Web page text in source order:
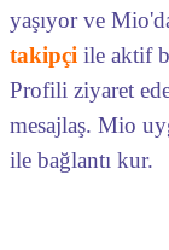
yaşıyor ve
takipçi ile aktif
Profili ziyaret
mesajlaş. Mio
ile bağlantı kur.